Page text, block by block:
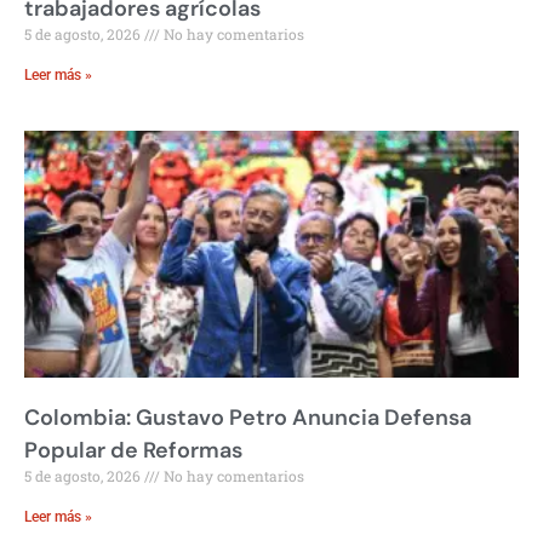
trabajadores agrícolas
5 de agosto, 2026 No hay comentarios
Leer más »
Colombia: Gustavo Petro Anuncia Defensa
Popular de Reformas
5 de agosto, 2026 No hay comentarios
Leer más »